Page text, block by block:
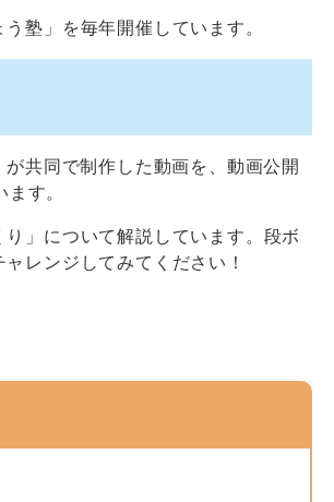
塾」を毎年開催しています。
共同で制作した動画を、動画公開
す。
」について解説しています。段ボ
レンジしてみてください！